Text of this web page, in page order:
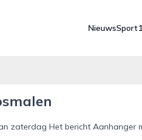
NieuwsSport
zaterdag Het bericht Aanhanger